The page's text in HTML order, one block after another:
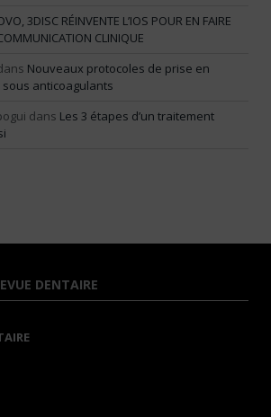
3DISC RÉINVENTE L’IOS POUR EN FAIRE
CLINIQUE
Nouveaux protocoles de prise en
anticoagulants
dans Les 3 étapes d’un traitement
DENTAIRE